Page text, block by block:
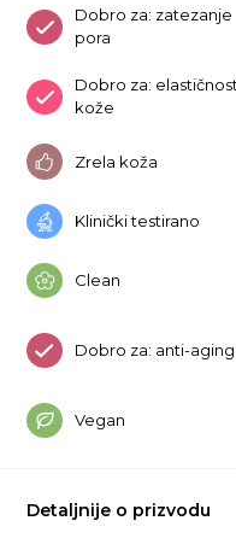
Dobro za: zatezanje
pora
Dobro za:
kože
Zrela koža
Klinički testirano
Clean
Dobro za: anti-aging
Vegan
Detaljnije o prizvodu